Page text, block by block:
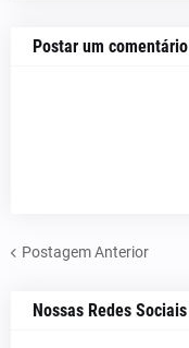
Postar um comentário
Postagem Anterior
Nossas Redes Sociais